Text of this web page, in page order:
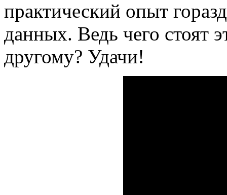
практический опыт
данных. Ведь чего стоят
другому? Удачи!